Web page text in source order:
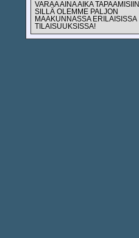
VARAA AINA AIKA TAPAAMISIIN,
SILLÄ OLEMME PALJON
MAAKUNNASSA ERILAISISSA
TILAISUUKSISSA!